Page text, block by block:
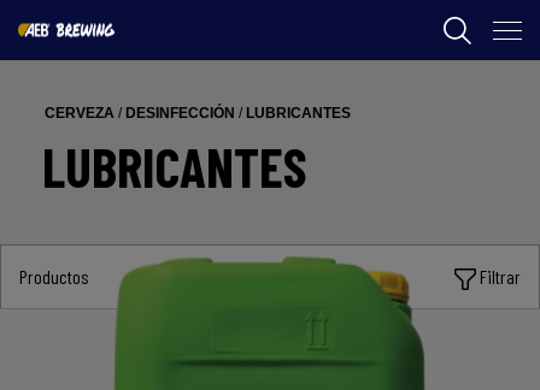
CERVEZA
SPIRITS
CERVEZA / DESINFECCIÓN / LUBRICANTES
LUBRICANTES
Productos Filtrar